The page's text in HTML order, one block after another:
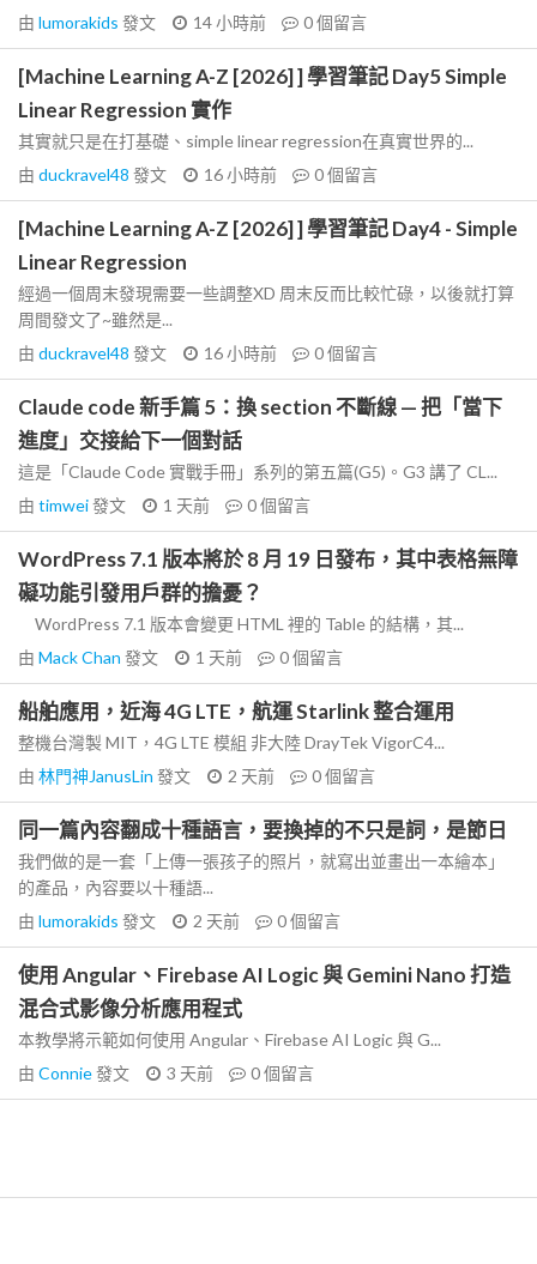
由 lumorakids 發文 14 小時前 0個留言
[Machine Learning A-Z [2026] ] 學習筆記 Day5 Simple
Linear Regression 實作
其實就只是在打基礎、simple linear regression在真實世界的...
由 duckravel48 發文 16 小時前 0個留言
[Machine Learning A-Z [2026] ] 學習筆記 Day4 - Simple
Linear Regression
經過一個周末發現需要一些調整XD 周末反而比較忙碌，以後就打算
周間發文了~雖然是...
由 duckravel48 發文 16 小時前 0個留言
Claude code 新手篇 5：換 section 不斷線 — 把「當下
進度」交接給下一個對話
這是「Claude Code 實戰手冊」系列的第五篇(G5)。G3 講了 CL...
由 timwei發文 1 天前 0個留言
WordPress 7.1 版本將於 8 月 19 日發布，其中表格無障
礙功能引發用戶群的擔憂？
WordPress 7.1 版本會變更 HTML 裡的 Table 的結構，其...
由 Mack Chan 發文 1 天前 0個留言
船舶應用，近海 4G LTE，航運 Starlink 整合運用
整機台灣製 MIT，4G LTE 模組 非大陸 DrayTek VigorC4...
由 林門神JanusLin 發文 2 天前 0個留言
同一篇內容翻成十種語言，要換掉的不只是詞，是節日
我們做的是一套「上傳一張孩子的照片，就寫出並畫出一本繪本」
的產品，內容要以十種語...
由 lumorakids 發文 2 天前 0個留言
使用 Angular、Firebase AI Logic 與 Gemini Nano 打造
混合式影像分析應用程式
本教學將示範如何使用 Angular、Firebase AI Logic 與 G...
由 Connie發文 3 天前 0個留言